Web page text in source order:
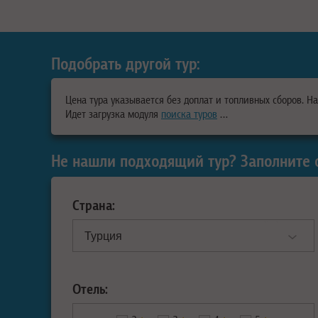
Подобрать другой тур:
Цена тура указывается без доплат и топливных сборов.
Идет загрузка модуля поиска туров …
Не нашли подходящий тур?
Страна:
Отель: